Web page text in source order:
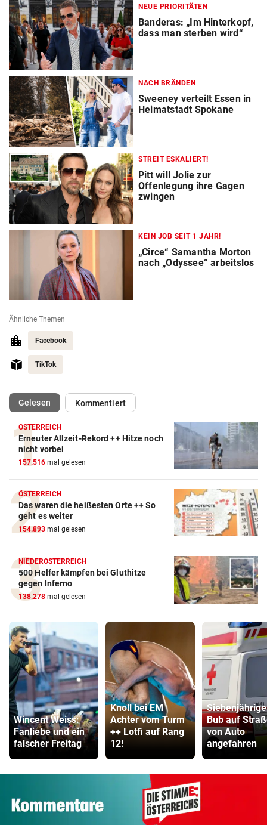
NEUE PRIORITÄTEN
Banderas: „Im Hinterkopf,
dass man sterben wird“
NACH BRÄNDEN
Sweeney verteilt Essen in
Heimatstadt Spokane
STREIT ESKALIERT!
Pitt will Jolie zur
Offenlegung ihre Gagen
zwingen
KEIN JOB SEIT 1 JAHR!
„Circe“ Samantha Morton
nach „Odyssee“ arbeitslos
Ähnliche Themen
Facebook
TikTok
Gelesen(ausgewählt)Kommentiert
ÖSTERREICH
Erneuter Allzeit-Rekord ++ Hitze noch
nicht vorbei
157.516 mal gelesen
ÖSTERREICH
Das waren die heißesten Orte ++ So
geht es weiter
154.893 mal gelesen
NIEDERÖSTERREICH
500 Helfer kämpfen bei Gluthitze
gegen Inferno
138.278 mal gelesen
Wincent Weiss:
Fanliebe und ein
falscher Freitag
Knoll bei EM
Achter vom Turm
++ Lotfi auf Rang
12!
Bub auf
von Auto
angefahren